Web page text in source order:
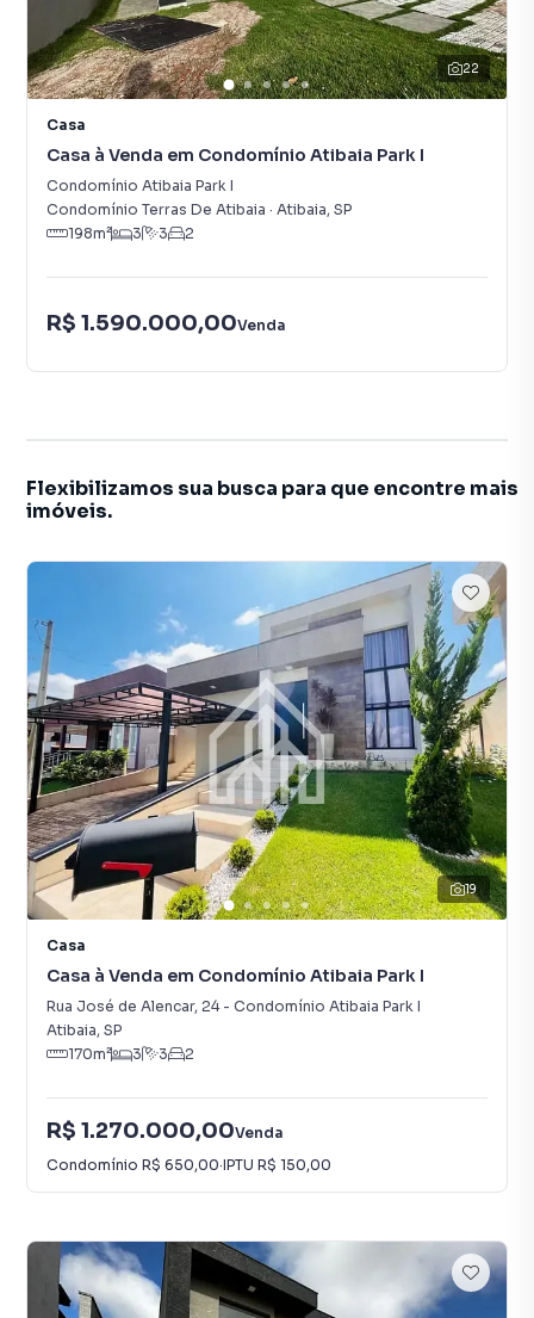
22
Casa
Casa à Venda em Condomínio Atibaia Park I
Condomínio Atibaia Park I
Condomínio Terras De Atibaia · Atibaia, SP
198m² 3 3 2
R$ 1.590.000,00Venda
Flexibilizamos sua busca para que encontre mais
imóveis.
19
Casa
Casa à Venda em Condomínio Atibaia Park I
Rua José de Alencar, 24- Condomínio Atibaia Park I
Atibaia, SP
170m² 3 3 2
R$ 1.270.000,00Venda
Condomínio R$ 650,00·IPTU R$ 150,00